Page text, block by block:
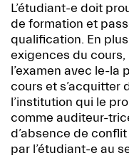
L’étudiant-e doit
de formation et
qualification. En
exigences du
l’examen avec le-la
cours et s’acquitter
l’institution qui le
comme auditeur-
d’absence de
par l’étudiant-e au